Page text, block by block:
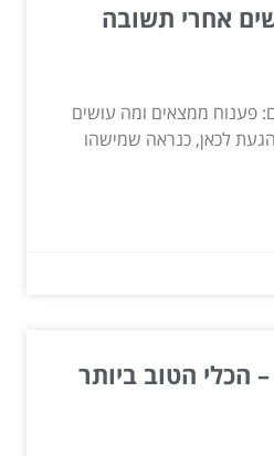
אחרי תשובה
פענוח ממצאים ומה עושים
לכאן, כנראה שמישהו
הכלי הטוב ביותר